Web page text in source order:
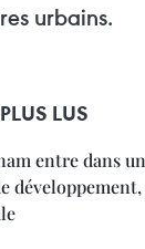
urbains.
LUS
entre dans